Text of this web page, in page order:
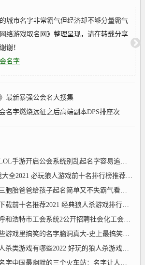
城市名字非常霸气但经济却不够分量霸气
络游戏取名网》整理呈现，请在转载分享
谢！
名字
最新暴强公会名大搜集
名字燃烧远征之后高端副本DPS排座次
手游开启公会系统别乱起名字容易追悔莫及
必玩狼人游戏前十名排行榜推荐？狼人杀公会名字
爸爸给孩子起名简单又不失霸气看了让人直觉严肃
名推荐2021 经典狼人杀游戏排行榜_狼人杀公会名字
特市工会系统2公开招聘社会化工会工作者30名
里搞笑的名字脑洞真大-史上最搞笑的帮会名字
类游戏有哪些2022 好玩的狼人杀游戏前十名
幽默的三个火车站：名字让人捧腹大笑记一次就不会忘记